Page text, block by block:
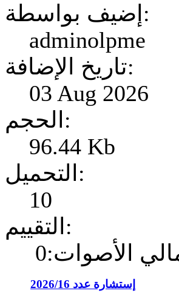
إضيف بواسطة:
adminolpme
تاريخ الإضافة:
03 Aug 2026
الحجم:
96.44 Kb
التحميل:
10
التقييم:
الأصوات:0
إستشارة عدد 2026/16